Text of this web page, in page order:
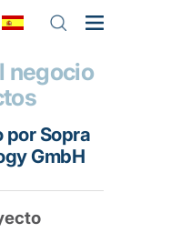
negocio
por Sopra
GmbH